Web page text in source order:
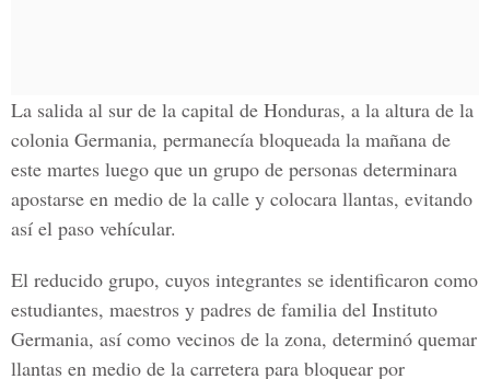
La salida al sur de la capital de Honduras, a la altura de la
colonia Germania, permanecía bloqueada la mañana de
este martes luego que un grupo de personas determinara
apostarse en medio de la calle y colocara llantas, evitando
así el paso vehícular.
El reducido grupo, cuyos integrantes se identificaron como
estudiantes, maestros y padres de familia del Instituto
Germania, así como vecinos de la zona, determinó quemar
llantas en medio de la carretera para bloquear por